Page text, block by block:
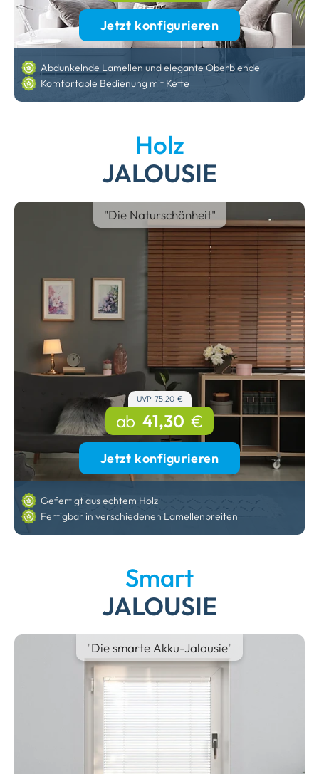
Jetzt konfigurieren
Abdunkelnde Lamellen und elegante Oberblende
Komfortable Bedienung mit Kette
Holz
JALOUSIE
"Die Naturschönheit"
UVP75,20€
ab 41,30 €
Jetzt konfigurieren
Gefertigt aus echtem Holz
Fertigbar in verschiedenen Lamellenbreiten
Smart
JALOUSIE
"Die smarte Akku-Jalousie"